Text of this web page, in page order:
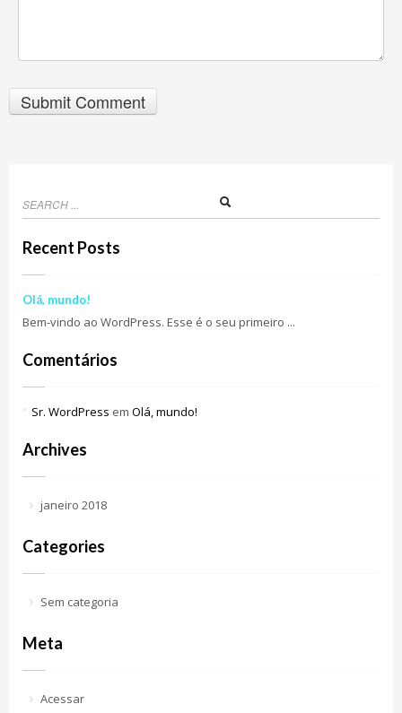
Recent Posts
Olá, mundo!
Bem-vindo ao WordPress. Esse é o seu primeiro ...
Comentários
Sr. WordPress em Olá, mundo!
Archives
janeiro 2018
Categories
Sem categoria
Meta
Acessar